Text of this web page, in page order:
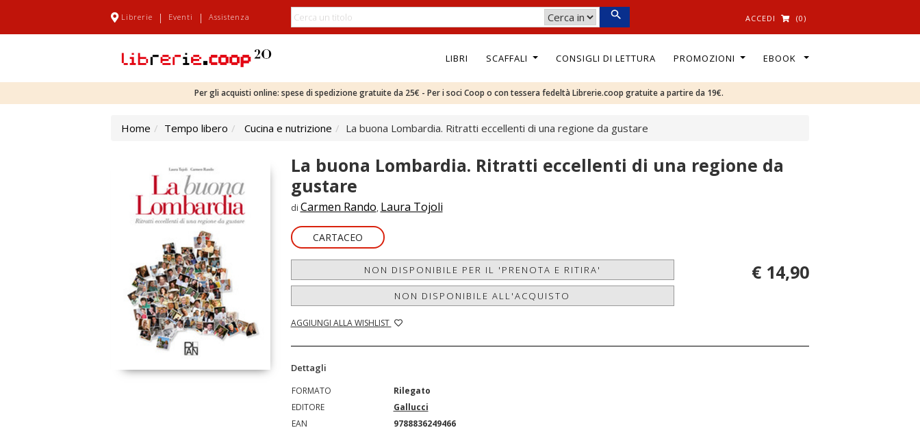
Librerie | Eventi | Assistenza ACCEDI (0)
LIBRI SCAFFALI CONSIGLI DI LETTURA PROMOZIONI EBOOK
Per gli acquisti online: spese di spedizione gratuite da 25€ - Per i soci Coop o con tessera fedeltà Librerie.coop gratuite a partire da 19€.
Home Tempo libero Cucina e nutrizione La buona Lombardia. Ritratti eccellenti di una regione da gustare
La buona Lombardia. Ritratti eccellenti di una regione da
gustare
di Carmen Rando, Laura Tojoli
CARTACEO
NON DISPONIBILE PER IL 'PRENOTA E RITIRA'
NON DISPONIBILE ALL'ACQUISTO
AGGIUNGI ALLA WISHLIST
€ 14,90
Dettagli
FORMATO
Rilegato
EDITORE
Gallucci
EAN
9788836249466